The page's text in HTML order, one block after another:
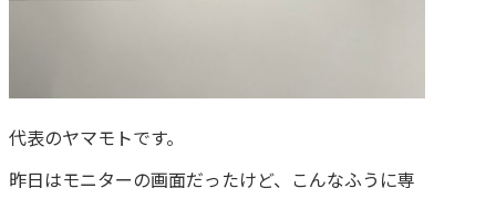
代表のヤマモトです。
昨日はモニターの画面だったけど、こんなふうに専